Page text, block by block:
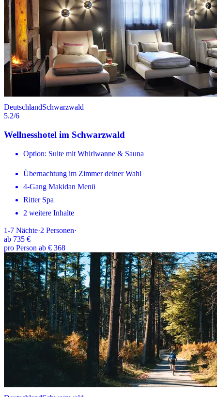
DeutschlandSchwarzwald
5.2/6
Wellnesshotel im Schwarzwald
Option: Suite mit Whirlwanne & Sauna
Übernachtung im Zimmer deiner Wahl
4-Gang Makidan Menü
Ritter Spa
2 weitere Inhalte
1-7 Nächte·2 Personen·
ab 735 €
pro Person ab € 368